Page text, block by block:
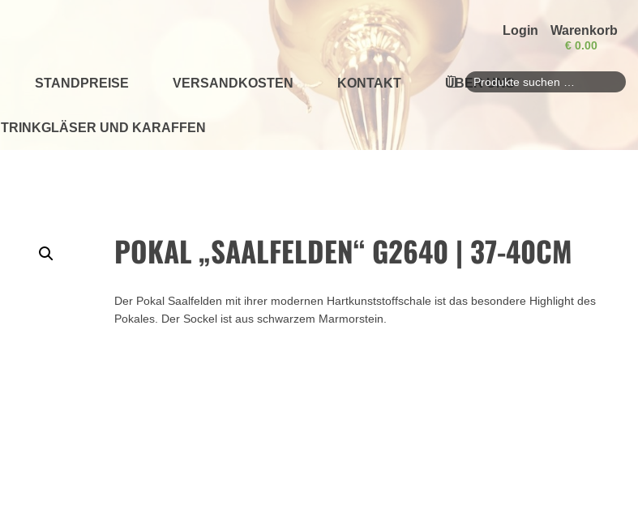
Login Warenkorb
€ 0.00
STANDPREISE VERSANDKOSTEN KONTAKT ÜBER UNS
TRINKGLÄSER UND KARAFFEN
Suchen
POKAL „SAALFELDEN“ G2640 | 37-40CM
Der Pokal Saalfelden mit ihrer modernen Hartkunststoffschale ist das besondere Highlight des
Pokales. Der Sockel ist aus schwarzem Marmorstein.